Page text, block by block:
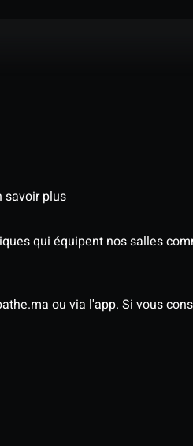
savoir plus
qui équipent nos salles
ou via l'app. Si vous